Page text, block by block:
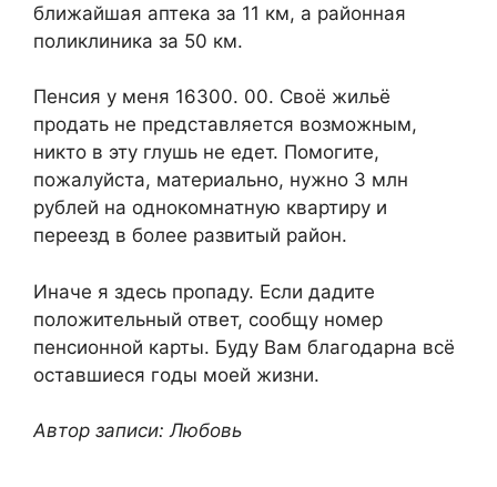
ближайшая аптека за 11 км, а районная
поликлиника за 50 км.
Пенсия у меня 16300. 00. Своё жильё
продать не представляется возможным,
никто в эту глушь не едет. Помогите,
пожалуйста, материально, нужно 3 млн
рублей на однокомнатную квартиру и
переезд в более развитый район.
Иначе я здесь пропаду. Если дадите
положительный ответ, сообщу номер
пенсионной карты. Буду Вам благодарна всё
оставшиеся годы моей жизни.
Автор записи: Любовь